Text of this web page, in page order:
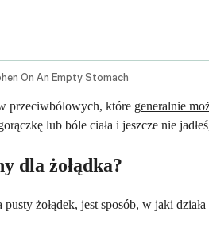
On An Empty Stomach
przeciwbólowych, które generalnie
lub bóle ciała i jeszcze nie
dla żołądka?
pusty żołądek, jest sposób, w jaki